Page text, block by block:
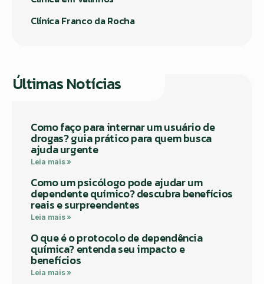
Clínica Franco da Rocha
Últimas Notícias
Como faço para internar um usuário de
drogas? guia prático para quem busca
ajuda urgente
Leia mais »
Como um psicólogo pode ajudar um
dependente químico? descubra benefícios
reais e surpreendentes
Leia mais »
O que é o protocolo de dependência
química? entenda seu impacto e
benefícios
Leia mais »